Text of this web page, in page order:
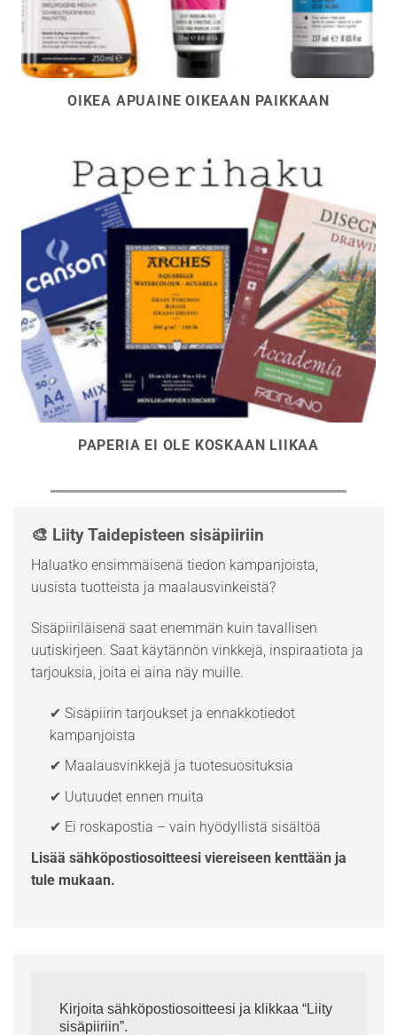
OIKEA APUAINE OIKEAAN PAIKKAAN
PAPERIA EI OLE KOSKAAN LIIKAA
🎨 Liity Taidepisteen sisäpiiriin
Haluatko ensimmäisenä tiedon kampanjoista,
uusista tuotteista ja maalausvinkeistä?
Sisäpiiriläisenä saat enemmän kuin tavallisen
uutiskirjeen. Saat käytännön vinkkejä, inspiraatiota ja
tarjouksia, joita ei aina näy muille.
✔ Sisäpiirin tarjoukset ja ennakkotiedot
kampanjoista
✔ Maalausvinkkejä ja tuotesuosituksia
✔ Uutuudet ennen muita
✔ Ei roskapostia – vain hyödyllistä sisältöä
Lisää sähköpostiosoitteesi viereiseen kenttään ja
tule mukaan.
Kirjoita sähköpostiosoitteesi ja klikkaa “Liity
sisäpiiriin”.